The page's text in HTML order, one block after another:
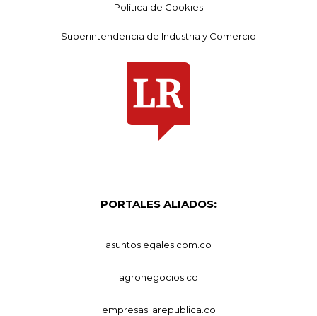
Política de Cookies
Superintendencia de Industria y Comercio
PORTALES ALIADOS:
asuntoslegales.com.co
agronegocios.co
empresas.larepublica.co